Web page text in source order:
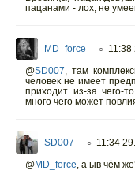
пацанами - лох, не
MD_force ○ 11:38
@SD007, там
человек не имеет
приходит из-за чего-
много чего может
SD007 ○ 11:34
@MD_force, а ыв чём